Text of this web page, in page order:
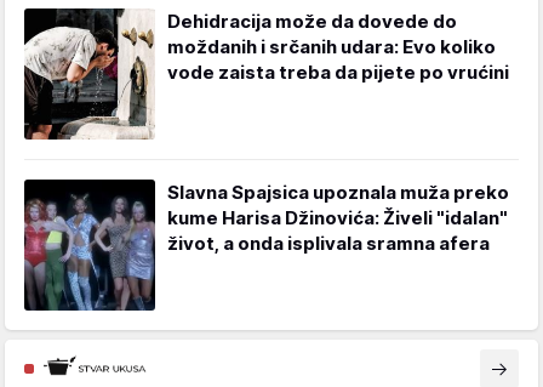
Dehidracija može da dovede do
moždanih i srčanih udara: Evo koliko
vode zaista treba da pijete po vrućini
Slavna Spajsica upoznala muža preko
kume Harisa Džinovića: Živeli "idalan"
život, a onda isplivala sramna afera